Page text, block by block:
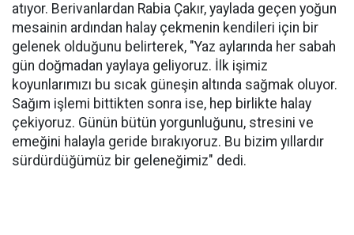
atıyor. Berivanlardan Rabia Çakır, yaylada geçen yoğun
mesainin ardından halay çekmenin kendileri için bir
gelenek olduğunu belirterek, "Yaz aylarında her sabah
gün doğmadan yaylaya geliyoruz. İlk işimiz
koyunlarımızı bu sıcak güneşin altında sağmak oluyor.
Sağım işlemi bittikten sonra ise, hep birlikte halay
çekiyoruz. Günün bütün yorgunluğunu, stresini ve
emeğini halayla geride bırakıyoruz. Bu bizim yıllardır
sürdürdüğümüz bir geleneğimiz" dedi.